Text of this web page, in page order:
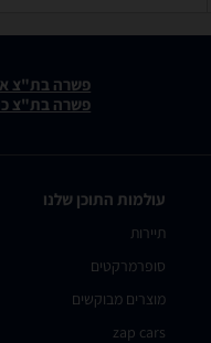
פשרה בת"צ
פשרה בת"צ כהנים
עולמות התוכן שלנו
תיירות
סופרמרקטים
מוצרים מבוקשים
zap cars